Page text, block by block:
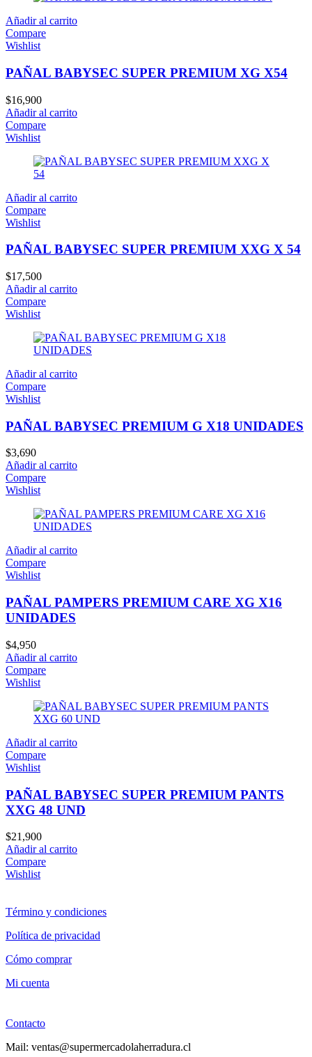
Añadir al carrito
Compare
Wishlist
PAÑAL BABYSEC SUPER PREMIUM XG X54
$16,900
Añadir al carrito
Compare
Wishlist
Añadir al carrito
Compare
Wishlist
PAÑAL BABYSEC SUPER PREMIUM XXG X 54
$17,500
Añadir al carrito
Compare
Wishlist
Añadir al carrito
Compare
Wishlist
PAÑAL BABYSEC PREMIUM G X18 UNIDADES
$3,690
Añadir al carrito
Compare
Wishlist
Añadir al carrito
Compare
Wishlist
PAÑAL PAMPERS PREMIUM CARE XG X16
UNIDADES
$4,950
Añadir al carrito
Compare
Wishlist
Añadir al carrito
Compare
Wishlist
PAÑAL BABYSEC SUPER PREMIUM PANTS
XXG 48 UND
$21,900
Añadir al carrito
Compare
Wishlist
Término y condiciones
Política de privacidad
Cómo comprar
Mi cuenta
Contacto
Mail: ventas@supermercadolaherradura.cl